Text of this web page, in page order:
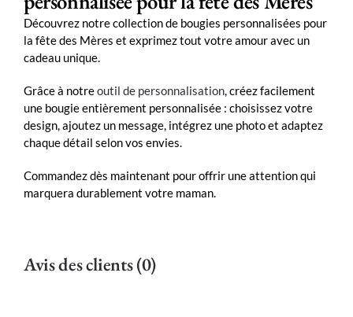
Découvrez notre collection de bougies personnalisées pour
la fête des Mères et exprimez tout votre amour avec un
cadeau unique.
Grâce à notreoutil de personnalisation, créez facilement
une bougie entièrement personnalisée : choisissez votre
design, ajoutez un message, intégrez une photo et adaptez
chaque détail selon vos envies.
Commandez dès maintenant pour offrir une attention qui
marquera durablement votre maman.
Avis des clients (0)